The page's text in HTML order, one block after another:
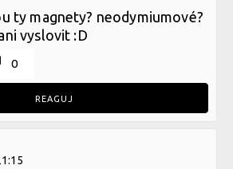
ty magnety? neodymiumové?
vyslovit :D
0
REAGUJ